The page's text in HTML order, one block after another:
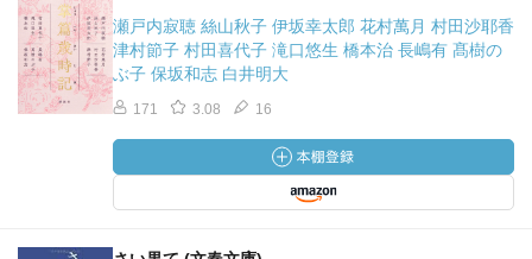
瀬戸内寂聴 絲山秋子 伊坂幸太郎 花村萬月 村田沙耶香
津村節子 村田喜代子 滝口悠生 橋本治 長嶋有 髙樹の
ぶ子 保坂和志 白井明大
171 3.08 16